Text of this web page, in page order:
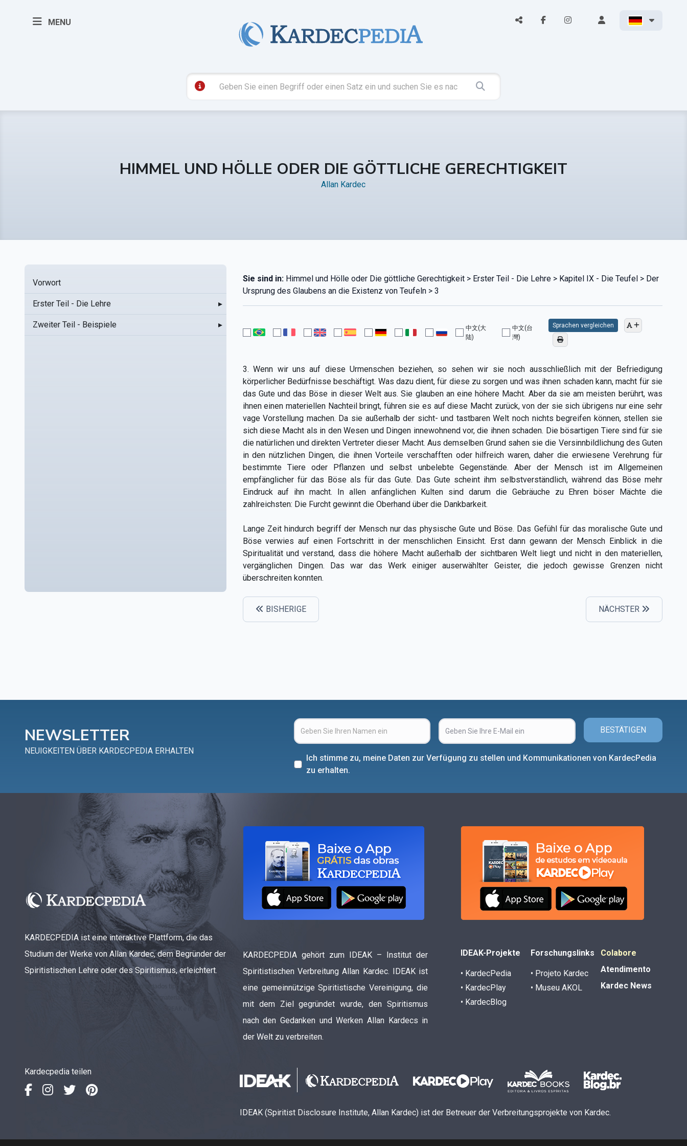
MENU
HIMMEL UND HÖLLE ODER DIE GÖTTLICHE GERECHTIGKEIT
Allan Kardec
Vorwort
Erster Teil - Die Lehre ▸
Zweiter Teil - Beispiele ▸
Sie sind in:Himmel und Hölle oder Die göttliche Gerechtigkeit > Erster Teil - Die Lehre > Kapitel IX - Die Teufel > Der
Ursprung des Glaubens an die Existenz von Teufeln > 3
中文(大
陆)
中文(台
灣)
Sprachen vergleichen
3. Wenn wir uns auf diese Urmenschen beziehen, so sehen wir sie noch ausschließlich mit der Befriedigung
körperlicher Bedürfnisse beschäftigt. Was dazu dient, für diese zu sorgen und was ihnen schaden kann, macht für sie
das Gute und das Böse in dieser Welt aus. Sie glauben an eine höhere Macht. Aber da sie am meisten berührt, was
ihnen einen materiellen Nachteil bringt, führen sie es auf diese Macht zurück, von der sie sich übrigens nur eine sehr
vage Vorstellung machen. Da sie außerhalb der sicht- und tastbaren Welt noch nichts begreifen können, stellen sie
sich diese Macht als in den Wesen und Dingen innewohnend vor, die ihnen schaden. Die bösartigen Tiere sind für sie
die natürlichen und direkten Vertreter dieser Macht. Aus demselben Grund sahen sie die Versinnbildlichung des Guten
in den nützlichen Dingen, die ihnen Vorteile verschafften oder hilfreich waren, daher die erwiesene Verehrung für
bestimmte Tiere oder Pflanzen und selbst unbelebte Gegenstände. Aber der Mensch ist im Allgemeinen
empfänglicher für das Böse als für das Gute. Das Gute scheint ihm selbstverständlich, während das Böse mehr
Eindruck auf ihn macht. In allen anfänglichen Kulten sind darum die Gebräuche zu Ehren böser Mächte die
zahlreichsten: Die Furcht gewinnt die Oberhand über die Dankbarkeit.
Lange Zeit hindurch begriff der Mensch nur das physische Gute und Böse. Das Gefühl für das moralische Gute und
Böse verwies auf einen Fortschritt in der menschlichen Einsicht. Erst dann gewann der Mensch Einblick in die
Spiritualität und verstand, dass die höhere Macht außerhalb der sichtbaren Welt liegt und nicht in den materiellen,
vergänglichen Dingen. Das war das Werk einiger auserwählter Geister, die jedoch gewisse Grenzen nicht
überschreiten konnten.
BISHERIGE NÄCHSTER
NEWSLETTER
NEUIGKEITEN ÜBER KARDECPEDIA ERHALTEN
BESTÄTIGEN
Ich stimme zu, meine Daten zur Verfügung zu stellen und Kommunikationen von KardecPedia
zu erhalten.
KARDECPEDIA ist eine interaktive Plattform, die das
Studium der Werke von Allan Kardec, dem Begründer der
Spiritistischen Lehre oder des Spiritismus, erleichtert.
KARDECPEDIA gehört zum IDEAK – Institut der
Spiritistischen Verbreitung Allan Kardec. IDEAK ist
eine gemeinnützige Spiritistische Vereinigung, die
mit dem Ziel gegründet wurde, den Spiritismus
nach den Gedanken und Werken Allan Kardecs in
der Welt zu verbreiten.
IDEAK-Projekte
• KardecPedia
• KardecPlay
• KardecBlog
Forschungslinks
• Projeto Kardec
• Museu AKOL
Colabore
Atendimento
Kardec News
Kardecpedia teilen
IDEAK (Spiritist Disclosure Institute, Allan Kardec) ist der Betreuer der Verbreitungsprojekte von Kardec.